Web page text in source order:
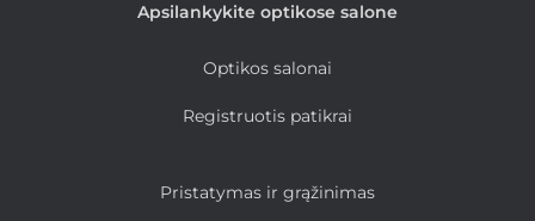
Apsilankykite optikose salone
Optikos salonai
Registruotis patikrai
Pristatymas ir grąžinimas